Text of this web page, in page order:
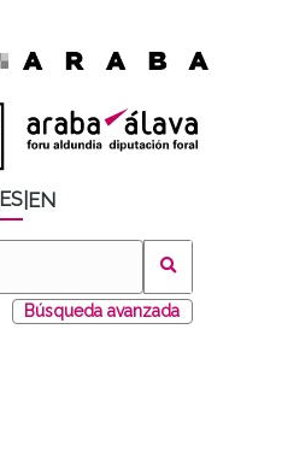
ES EN
Búsqueda avanzada